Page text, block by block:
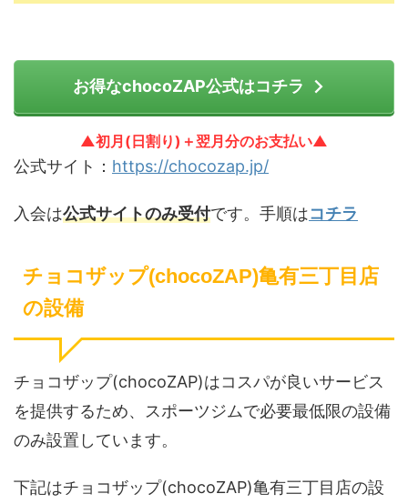
お得なchocoZAP公式はコチラ
▲初月(日割り)＋翌月分のお支払い▲
公式サイト： https://chocozap.jp/
入会は公式サイトのみ受付です。手順はコチラ
チョコザップ(chocoZAP)亀有三丁目店
の設備
チョコザップ(chocoZAP)はコスパが良いサービス
を提供するため、スポーツジムで必要最低限の設備
のみ設置しています。
下記はチョコザップ(chocoZAP)亀有三丁目店の設